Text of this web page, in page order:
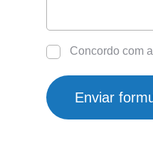
Consentimento
Concordo com a